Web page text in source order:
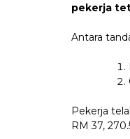
pekerja
Antara
Pekerja
RM 37,